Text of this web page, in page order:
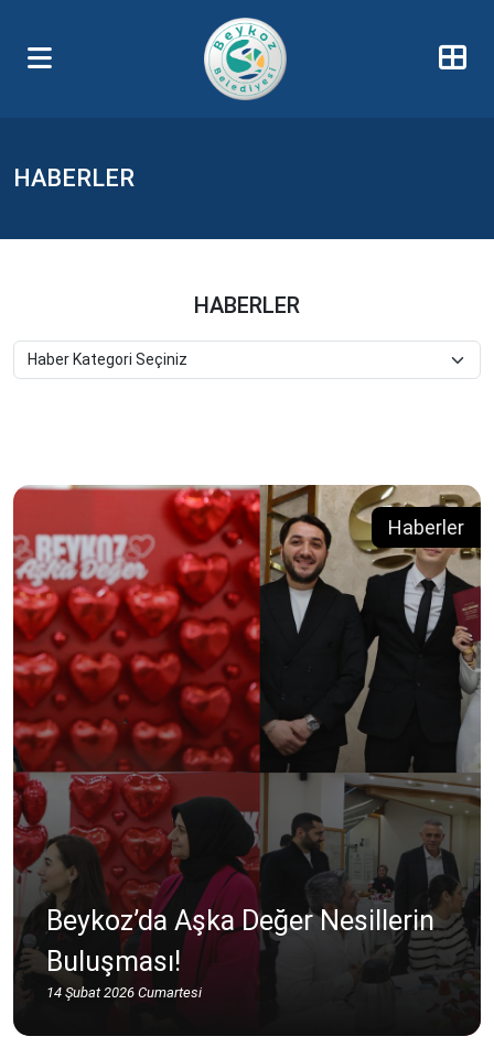
HABERLER
HABERLER
Haberler
Beykoz’da Aşka Değer Nesillerin
Buluşması!
14 Şubat 2026 Cumartesi